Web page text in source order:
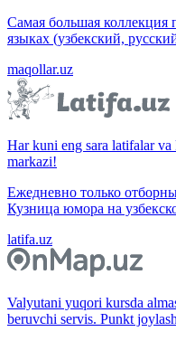
Самая большая коллекция
языках (узбекский,
maqollar.uz
Har kuni eng sara latifalar
markazi!
Ежедневно только
Кузница юмора на
latifa.uz
Valyutani yuqori kursda
beruvchi servis. Punkt